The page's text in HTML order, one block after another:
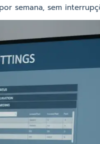
semana, sem